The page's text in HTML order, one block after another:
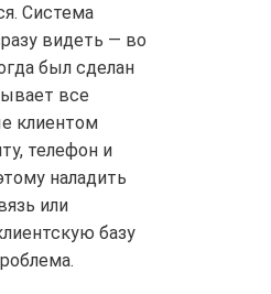
Система
видеть — во
был сделан
все
клиентом
телефон и
наладить
или
базу